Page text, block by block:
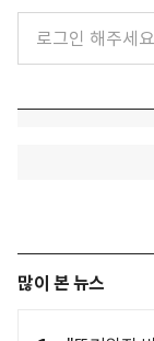
많이 본 뉴스